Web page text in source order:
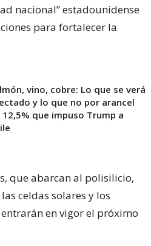
nacional” estadounidense
para fortalecer la
vino, cobre: Lo que se verá
y lo que no por arancel
12,5% que impuso Trump a
que abarcan al polisilicio,
celdas solares y los
en vigor el próximo